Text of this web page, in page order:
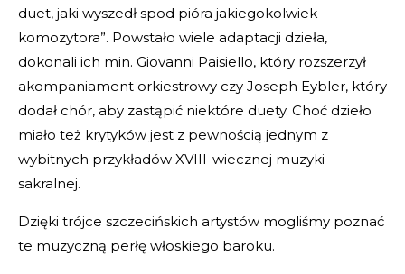
duet, jaki wyszedł spod pióra jakiegokolwiek
komozytora”. Powstało wiele adaptacji dzieła,
dokonali ich min. Giovanni Paisiello, który rozszerzył
akompaniament orkiestrowy czy Joseph Eybler, który
dodał chór, aby zastąpić niektóre duety. Choć dzieło
miało też krytyków jest z pewnością jednym z
wybitnych przykładów XVIII-wiecznej muzyki
sakralnej.
Dzięki trójce szczecińskich artystów mogliśmy poznać
te muzyczną perłę włoskiego baroku.